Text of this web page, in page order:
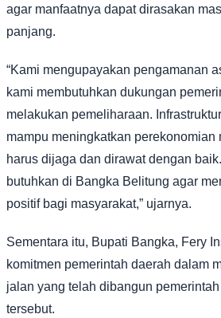
agar manfaatnya dapat dirasakan
panjang.
“Kami mengupayakan pengamanan
kami membutuhkan dukungan
melakukan pemeliharaan.
mampu meningkatkan perekonomian
harus dijaga dan dirawat dengan
butuhkan di Bangka Belitung agar
positif bagi masyarakat,” ujarnya.
Sementara itu, Bupati Bangka, Fery
komitmen pemerintah daerah dalam
jalan yang telah dibangun
tersebut.